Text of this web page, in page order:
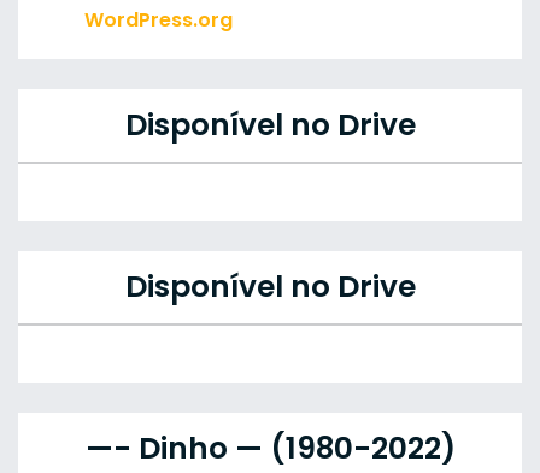
WordPress.org
Disponível no Drive
Disponível no Drive
—- Dinho — (1980-2022)